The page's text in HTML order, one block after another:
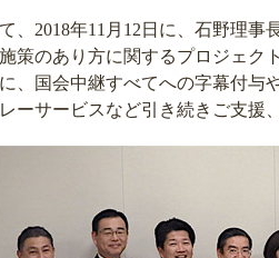
、2018年11月12日に、石野理事
策のあり方に関するプロジェク
、国会中継すべてへの字幕付
ーサービスなど引き続きご支援